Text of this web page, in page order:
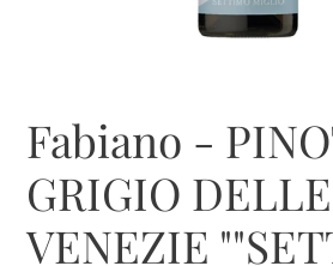
Fabiano -
GRIGIO DELLE
VENEZIE